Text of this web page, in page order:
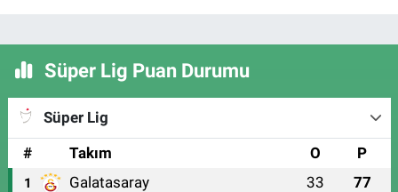
Süper Lig Puan Durumu
Süper Lig
#
Takım O P
1 Galatasaray 33 77